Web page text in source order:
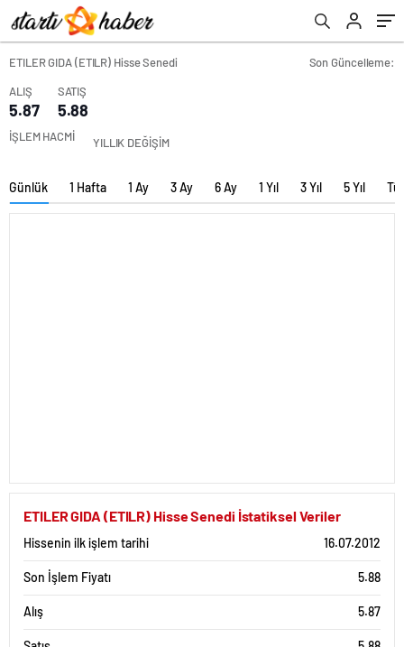
ETILER GIDA (ETILR) Hisse Senedi
Son Güncelleme:
ALIŞ
5.87
SATIŞ
5.88
İŞLEM HACMİ YILLIK DEĞİŞİM
Günlük 1 Hafta 1 Ay 3 Ay 6 Ay 1 Yıl 3 Yıl 5 Yıl
ETILER GIDA (ETILR) Hisse Senedi İstatiksel Veriler
Hissenin ilk işlem tarihi 16.07.2012
Son İşlem Fiyatı 5.88
Alış 5.87